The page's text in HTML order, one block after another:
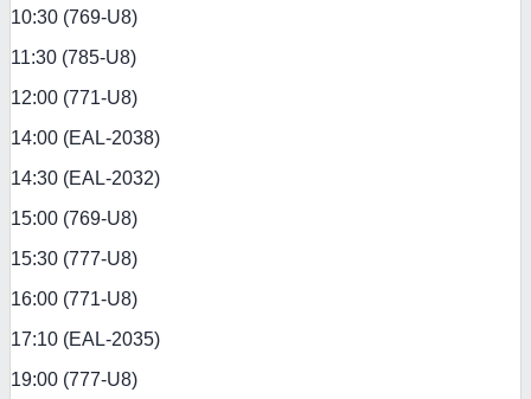
10:30 (769-U8)
11:30 (785-U8)
12:00 (771-U8)
14:00 (EAL-2038)
14:30 (EAL-2032)
15:00 (769-U8)
15:30 (777-U8)
16:00 (771-U8)
17:10 (EAL-2035)
19:00 (777-U8)